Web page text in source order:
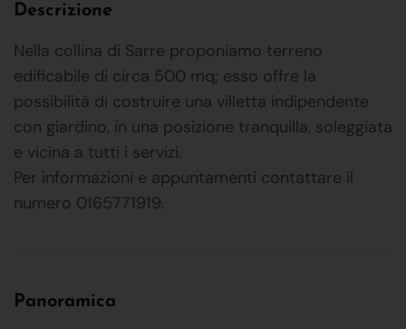
Descrizione
Nella collina di Sarre proponiamo terreno
edificabile di circa 500 mq; esso offre la
possibilità di costruire una villetta indipendente
con giardino, in una posizione tranquilla, soleggiata
e vicina a tutti i servizi.
Per informazioni e appuntamenti contattare il
numero 0165771919.
Panoramica